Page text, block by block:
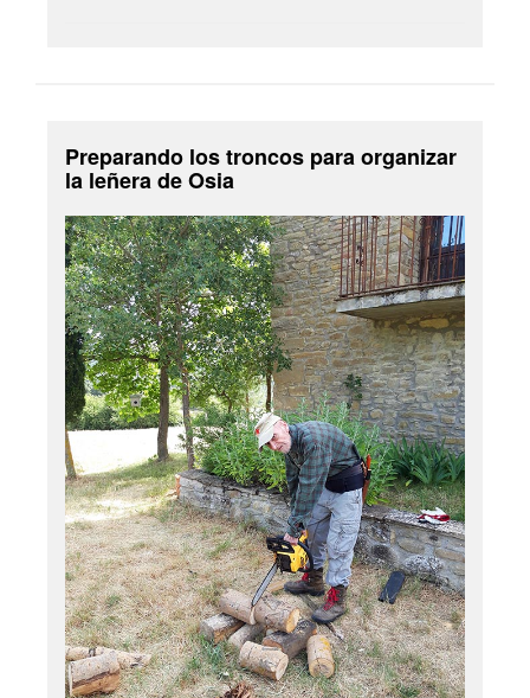
Preparando los troncos para organizar
la leñera de Osia